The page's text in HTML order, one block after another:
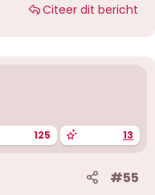
Citeer dit bericht
125 13
#55